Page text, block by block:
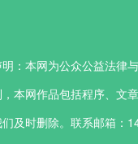
：本网为公众公益法律
本网作品包括程序、文
及时删除。联系邮箱：